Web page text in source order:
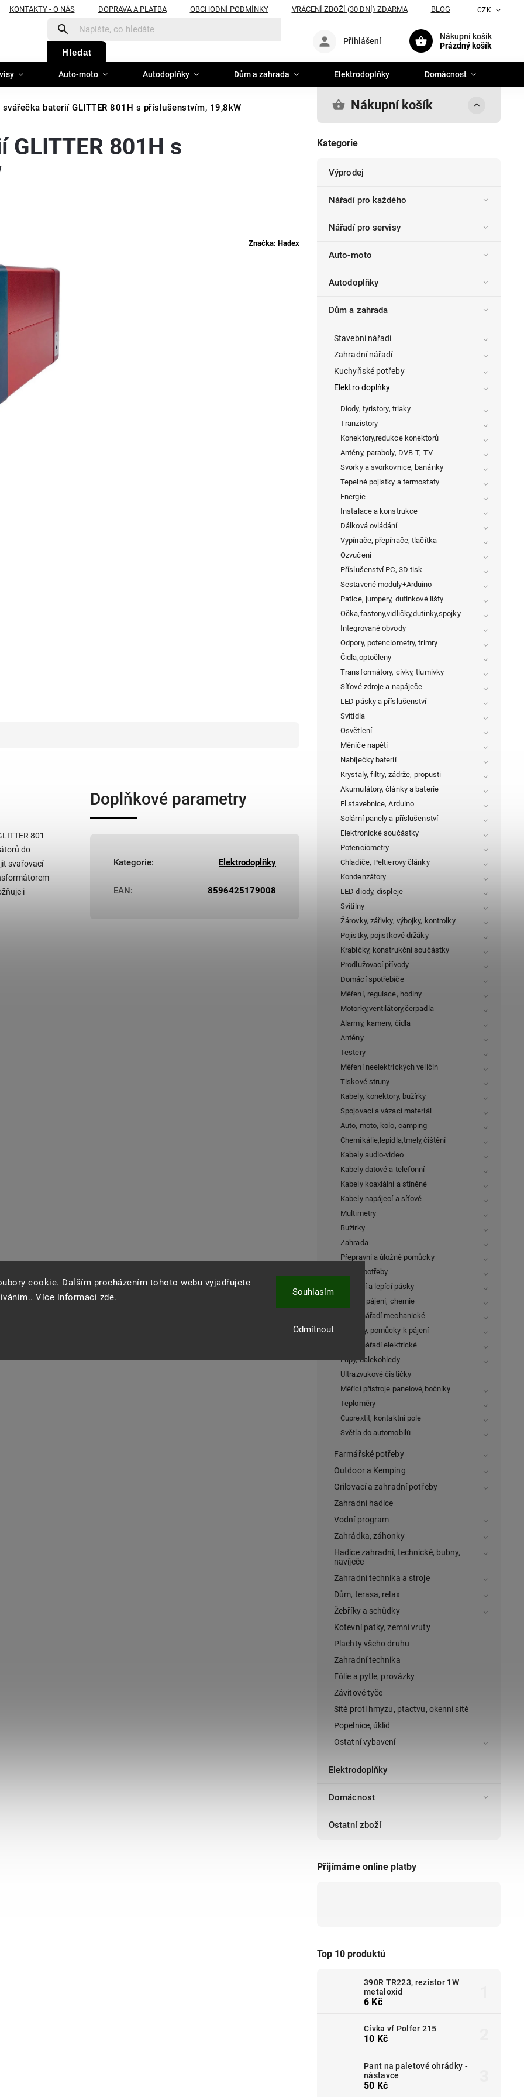
cookie. Dalším procházením tohoto webu vyjadřujete
Více informací zde.
Odmítnout
Souhlasím
KONTAKTY - O NÁS DOPRAVA A PLATBA OBCHODNÍ PODMÍNKY VRÁCENÍ ZBOŽÍ (30 DNÍ) ZDARMA BLOG CZK
Hledat
Nákupní košík
Prázdný košík
Přihlášení
Auto-moto Autodoplňky Dům a zahrada Elektrodoplňky Domácnost
svářečka baterií GLITTER 801H s příslušenstvím, 19,8kW Nákupní košík
Kategorie
Výprodej
Nářadí pro každého
Nářadí pro servisy
Auto-moto
Autodoplňky
Dům a zahrada
Stavební nářadí
Zahradní nářadí
Kuchyňské potřeby
Elektro doplňky
Diody, tyristory, triaky
Tranzistory
Konektory,redukce konektorů
Antény, paraboly, DVB-T, TV
Svorky a svorkovnice, banánky
Tepelné pojistky a termostaty
Energie
Instalace a konstrukce
Dálková ovládání
Vypínače, přepínače, tlačítka
Ozvučení
Příslušenství PC, 3D tisk
Sestavené moduly+Arduino
Patice, jumpery, dutinkové lišty
Očka,fastony,vidličky,dutinky,spojky
Integrované obvody
Odpory, potenciometry, trimry
Čidla,optočleny
Transformátory, cívky, tlumivky
Síťové zdroje a napáječe
LED pásky a příslušenství
Svítidla
Osvětlení
Měniče napětí
Nabíječky baterií
Krystaly, filtry, zádrže, propusti
Akumulátory, články a baterie
El.stavebnice, Arduino
Solární panely a příslušenství
Elektronické součástky
Potenciometry
Chladiče, Peltierovy články
Kondenzátory
LED diody, displeje
Svítilny
Žárovky, zářivky, výbojky, kontrolky
Pojistky, pojistkové držáky
Krabičky, konstrukční součástky
Prodlužovací přívody
Domácí spotřebiče
Měření, regulace, hodiny
Motorky,ventilátory,čerpadla
Alarmy, kamery, čidla
Antény
Testery
Měření neelektrických veličin
Tiskové struny
Kabely, konektory, bužírky
Spojovací a vázací materiál
Auto, moto, kolo, camping
Chemikálie,lepidla,tmely,čištění
Kabely audio-video
Kabely datové a telefonní
Kabely koaxiální a stíněné
Kabely napájecí a síťové
Multimetry
Bužírky
Zahrada
Přepravní a úložné pomůcky
Školní potřeby
Izolační a lepící pásky
Nářadí, pájení, chemie
Ruční nářadí mechanické
Páječky, pomůcky k pájení
Ruční nářadí elektrické
Lupy, dalekohledy
Ultrazvukové čističky
Měřící přístroje panelové,bočníky
Teploměry
Cuprextit, kontaktní pole
Světla do automobilů
Farmářské potřeby
Outdoor a Kemping
Grilovací a zahradní potřeby
Zahradní hadice
Vodní program
Zahrádka, záhonky
Hadice zahradní, technické, bubny,
navíječe
Zahradní technika a stroje
Dům, terasa, relax
Žebříky a schůdky
Kotevní patky, zemní vruty
Plachty všeho druhu
Zahradní technika
Fólie a pytle, provázky
Závitové tyče
Sítě proti hmyzu, ptactvu, okenní sítě
Popelnice, úklid
Ostatní vybavení
Elektrodoplňky
Domácnost
Ostatní zboží
Přijímáme online platby
Top 10 produktů
390R TR223, rezistor 1W
metaloxid
6 Kč
Cívka vf Polfer 215
10 Kč
Pant na paletové ohrádky -
nástavce
50 Kč
801H s
Značka: Hadex
801
do
svařovací
i
Doplňkové parametry
Kategorie: Elektrodoplňky
EAN: 8596425179008